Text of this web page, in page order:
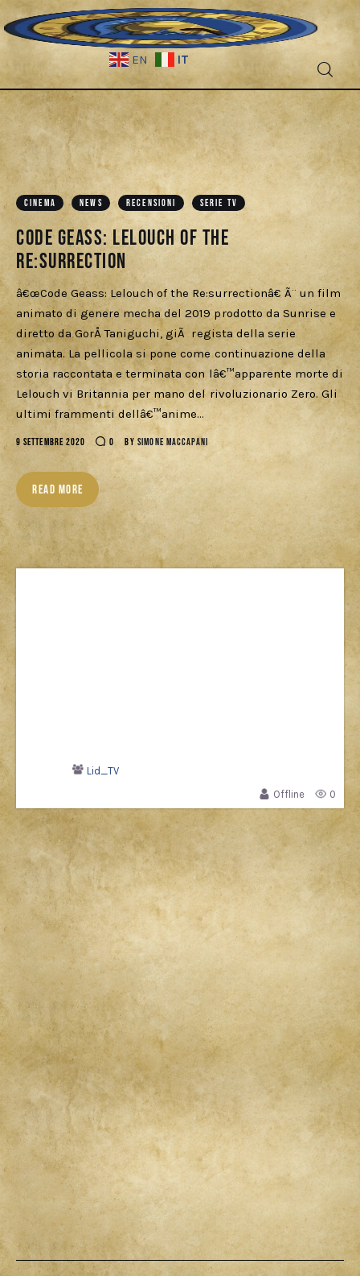
EN IT
Fantascienza
Fantasy
Games
Recensioni
Libri e fumetti
Cercatori
Download
CINEMA NEWS RECENSIONI SERIE TV
Code Geass: Lelouch of the
Re:surrection
â€œCode Geass: Lelouch of the Re:surrectionâ€ Ã¨ un film
animato di genere mecha del 2019 prodotto da Sunrise e
diretto da GorÅ Taniguchi, giÃ regista della serie
animata. La pellicola si pone come continuazione della
storia raccontata e terminata con lâ€™apparente morte di
Lelouch vi Britannia per mano del rivoluzionario Zero. Gli
ultimi frammenti dellâ€™anime…
9 SETTEMBRE 2020 0 BY SIMONE MACCAPANI
READ MORE
Lid_TV
Offline
0